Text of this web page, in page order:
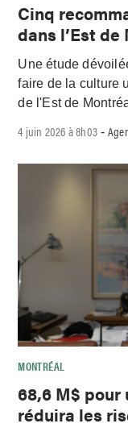
Cinq
dans l’Est
Une étude
faire de la culture
de l'Est de
4 juin 2026 à 8h03 -
MONTRÉAL
68,6 M$
réduira les